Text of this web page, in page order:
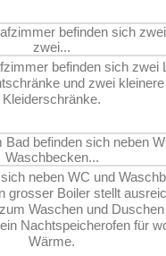
befinden sich zwei
und zwei kleinere
Kleiderschränke.
neben WC und
grosser Boiler stellt
Waschen und Duschen
Nachtspeicherofen für
Wärme.